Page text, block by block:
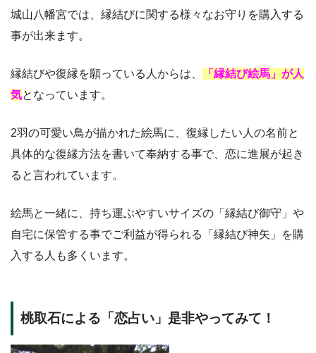
城山八幡宮では、縁結びに関する様々なお守りを購入する
事が出来ます。
縁結びや復縁を願っている人からは、
「縁結び絵馬」が人
気となっています。
2羽の可愛い鳥が描かれた絵馬に、復縁したい人の名前と
具体的な復縁方法を書いて奉納する事で、恋に進展が起き
ると言われています。
絵馬と一緒に、持ち運ぶやすいサイズの「縁結び御守」や
自宅に保管する事でご利益が得られる「縁結び神矢」を購
入する人も多くいます。
桃取石による「恋占い」是非やってみて！